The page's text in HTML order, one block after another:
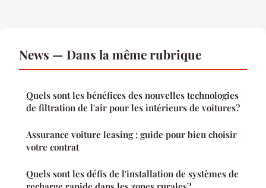
News — Dans la même rubrique
Quels sont les bénéfices des nouvelles technologies
de filtration de l'air pour les intérieurs de voitures?
Assurance voiture leasing : guide pour bien choisir
votre contrat
Quels sont les défis de l'installation de systèmes de